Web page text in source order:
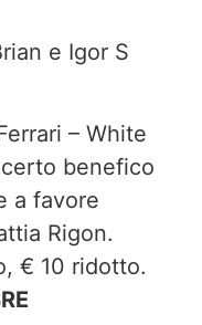
e Igor S
– White
benefico
a favore
Rigon.
€ 10 ridotto.